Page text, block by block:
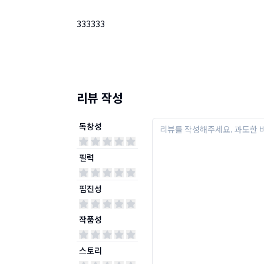
333333
리뷰 작성
독창성
필력
핍진성
작품성
스토리